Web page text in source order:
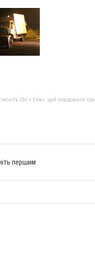
Ctrl + Enter, щоб повідомити
першим